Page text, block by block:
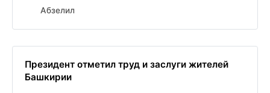
Абзелил
Президент отметил труд и заслуги жителей
Башкирии